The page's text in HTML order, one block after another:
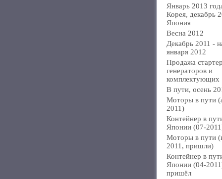
Январь 2013
Корея, декабрь
Япония
Весна 2012
Декабрь 2011 -
января 2012
Продажа
генераторов и
комплектующих
В пути, осень
Моторы в пути
2011)
Контейнер в
Японии (07-
Моторы в пути
2011, пришли)
Контейнер в
Японии (04-
пришёл